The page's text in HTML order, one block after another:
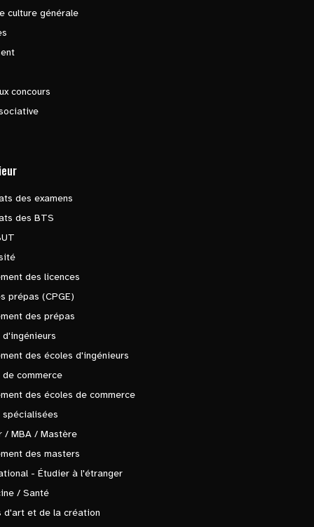
culture générale
concours
des examens
des BTS
des licences
prépas (CPGE)
des prépas
d'ingénieurs
des écoles d'ingénieurs
de commerce
des écoles de commerce
spécialisées
/ MBA / Mastère
des masters
- Étudier à l'étranger
/ Santé
d'art et de la création